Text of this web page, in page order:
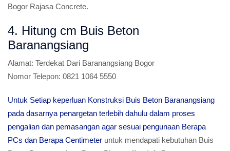
Bogor Rajasa Concrete.
4. Hitung cm Buis Beton
Baranangsiang
Alamat: Terdekat Dari Baranangsiang Bogor
Nomor Telepon: 0821 1064 5550
Untuk Setiap keperluan Konstruksi Buis Beton Baranangsiang
pada dasarnya penargetan terlebih dahulu dalam proses
pengalian dan pemasangan agar sesuai pengunaan Berapa
PCs dan Berapa Centimeter untuk mendapati kebutuhan Buis